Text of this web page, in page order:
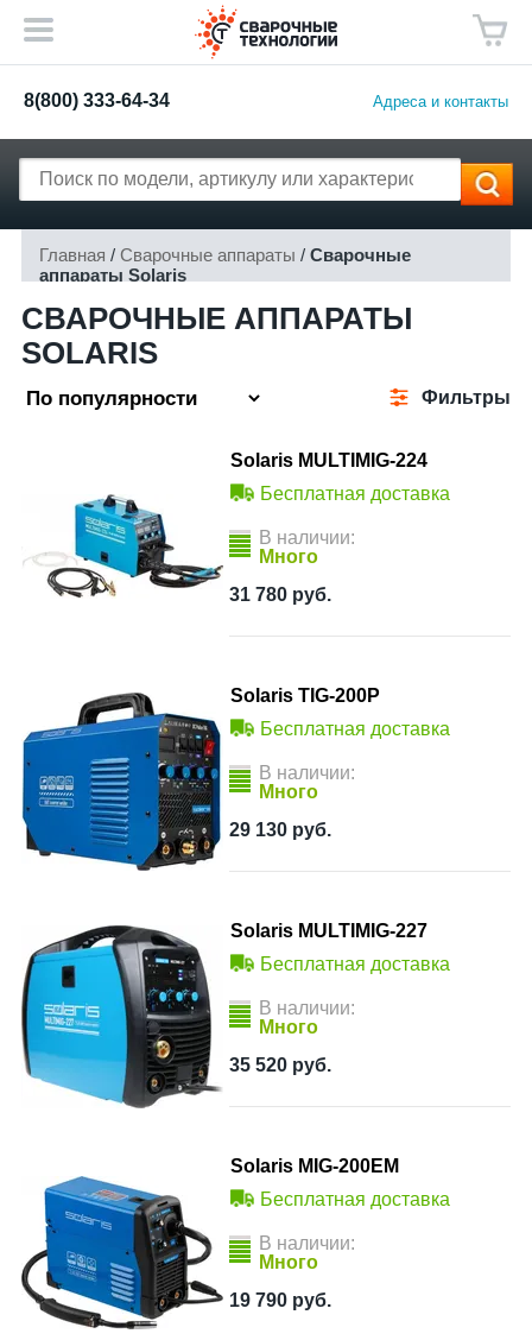
8(800) 333-64-34 Адреса и контакты
Главная / Сварочные аппараты / Сварочные
аппараты Solaris
СВАРОЧНЫЕ АППАРАТЫ
SOLARIS
Фильтры
Solaris MULTIMIG-224
Бесплатная доставка
В наличии:
Много
31 780 руб.
Solaris TIG-200P
Бесплатная доставка
В наличии:
Много
29 130 руб.
Solaris MULTIMIG-227
Бесплатная доставка
В наличии:
Много
35 520 руб.
Solaris MIG-200EM
Бесплатная доставка
В наличии:
Много
19 790 руб.